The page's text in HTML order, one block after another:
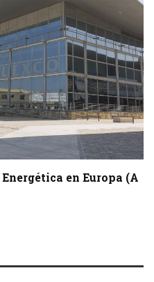
en Europa (A